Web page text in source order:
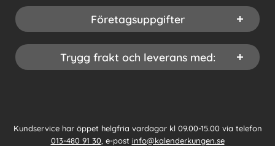
Företagsuppgifter
Trygg frakt och leverans med:
Kundservice har öppet helgfria vardagar kl 09.00-15.00 via telefon
013-480 91 30, e-post info@kalenderkungen.se